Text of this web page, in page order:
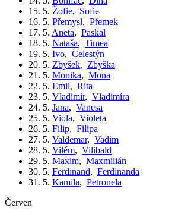
15. 5. Žofie, Sofie
16. 5. Přemysl, Přemek
17. 5. Aneta, Paskal
18. 5. Nataša, Timea
19. 5. Ivo, Celestýn
20. 5. Zbyšek, Zbyška
21. 5. Monika, Mona
22. 5. Emil, Rita
23. 5. Vladimír, Vladimíra
24. 5. Jana, Vanesa
25. 5. Viola, Violeta
26. 5. Filip, Filipa
27. 5. Valdemar, Vadim
28. 5. Vilém, Vilibald
29. 5. Maxim, Maxmilián
30. 5. Ferdinand, Ferdinanda
31. 5. Kamila, Petronela
červen